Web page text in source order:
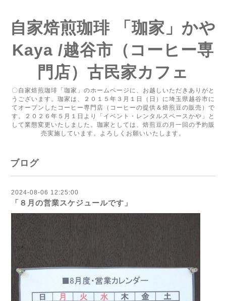
自家焙煎珈琲 「珈家」かや
Kaya /越谷市（コーヒー専
門店）古民家カフェ
〇自家焙煎珈琲「珈家」のホームページに、お越しいただきありがと
うございます。珈家は、２０１５年３月１日（日）に埼玉県越谷市に
てオープンしたコーヒー専門店（コーヒーの提供＆焙煎豆の販売）で
す。２０２６年５月１日より「イベント・レンタルスペースかや」と
して業態変更いたしました。珈家としては、焙煎豆の月一回の予約販
売実施しています。よろしくお願いいたします。
ブログ
2024-08-06 12:25:00
「８月の営業スケジュールです」